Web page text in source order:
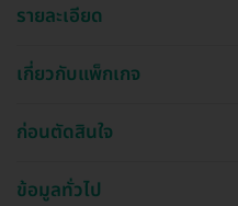
รายละเอียด
เกี่ยวกับแพ็กเกจ
ก่อนตัดสินใจ
ข้อมูลทั่วไป